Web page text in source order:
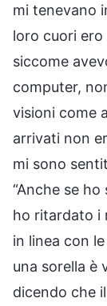
mi tenevano
loro cuori ero
siccome
computer,
visioni come
arrivati non
mi sono
“Anche se
ho ritardato i
in linea con
una sorella è
dicendo che